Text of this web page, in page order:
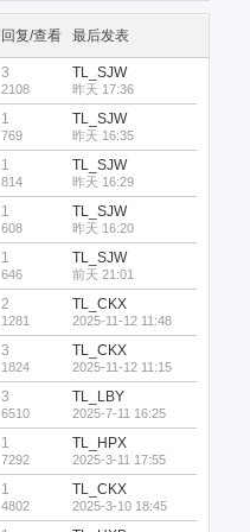
回复/查看 最后发表
3
2108
TL_SJW
昨天 17:36
1
769
TL_SJW
昨天 16:35
1
814
TL_SJW
昨天 16:29
1
608
TL_SJW
昨天 16:20
1
646
TL_SJW
前天 21:01
2
1281
TL_CKX
2025-11-12 11:48
3
1824
TL_CKX
2025-11-12 11:15
3
6510
TL_LBY
2025-7-11 16:25
1
7292
TL_HPX
2025-3-11 17:55
1
4802
TL_CKX
2025-3-10 18:45